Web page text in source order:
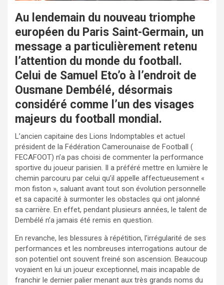
Au lendemain du nouveau triomphe
européen du Paris Saint-Germain, un
message a particulièrement retenu
l’attention du monde du football.
Celui de Samuel Eto’o à l’endroit de
Ousmane Dembélé, désormais
considéré comme l’un des visages
majeurs du football mondial.
L’ancien capitaine des Lions Indomptables et actuel
président de la Fédération Camerounaise de Football (
FECAFOOT) n’a pas choisi de commenter la performance
sportive du joueur parisien. Il a préféré mettre en lumière le
chemin parcouru par celui qu’il appelle affectueusement «
mon fiston », saluant avant tout son évolution personnelle
et sa capacité à surmonter les obstacles qui ont jalonné
sa carrière. En effet, pendant plusieurs années, le talent de
Dembélé n’a jamais été remis en question.
En revanche, les blessures à répétition, l’irrégularité de ses
performances et les nombreuses interrogations autour de
son potentiel ont souvent freiné son ascension. Beaucoup
voyaient en lui un joueur exceptionnel, mais incapable de
franchir le dernier palier menant aux très grands noms du